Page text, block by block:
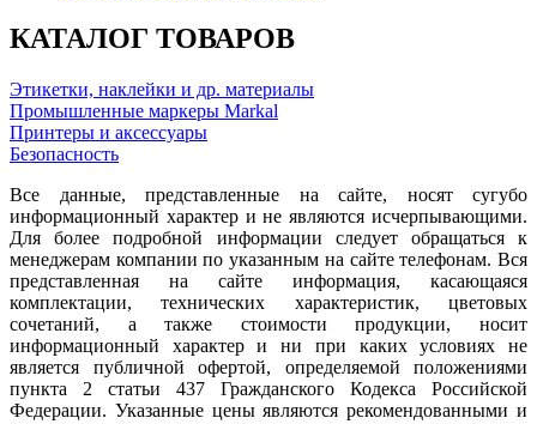
КАТАЛОГ ТОВАРОВ
Этикетки, наклейки и др. материалы
Промышленные маркеры Markal
Принтеры и аксессуары
Безопасность
Все данные, представленные на сайте, носят сугубо
информационный характер и не являются исчерпывающими.
Для более подробной информации следует обращаться к
менеджерам компании по указанным на сайте телефонам. Вся
представленная на сайте информация, касающаяся
комплектации, технических характеристик, цветовых
сочетаний, а также стоимости продукции, носит
информационный характер и ни при каких условиях не
является публичной офертой, определяемой положениями
пункта 2 статьи 437 Гражданского Кодекса Российской
Федерации. Указанные цены являются рекомендованными и